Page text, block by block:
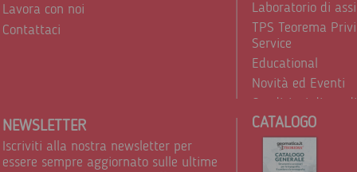
Lavora con noi
Contattaci
Laboratorio di
TPS Teorema
Service
Educational
Novità ed Eventi
Condizioni di
Trattamento dei
NEWSLETTER
Iscriviti alla nostra newsletter per
essere sempre aggiornato sulle ultime
CATALOGO